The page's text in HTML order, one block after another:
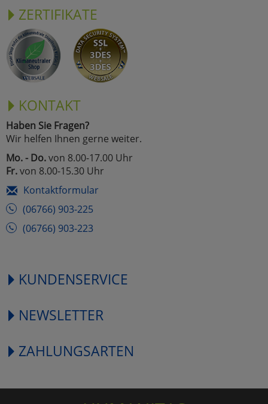
ZERTIFIKATE
KONTAKT
Haben Sie Fragen?
Wir helfen Ihnen gerne weiter.
Mo. - Do.von 8.00-17.00 Uhr
Fr.von 8.00-15.30 Uhr
Kontaktformular
(06766) 903-225
(06766) 903-223
KUNDENSERVICE
NEWSLETTER
ZAHLUNGSARTEN